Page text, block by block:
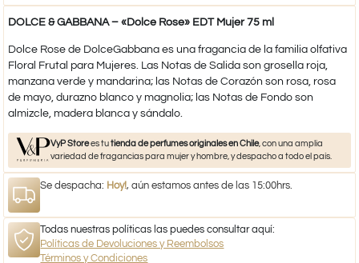
DOLCE & GABBANA – «Dolce Rose» EDT Mujer 75 ml
Dolce Rose de DolceGabbana es una fragancia de la familia olfativa
Floral Frutal para Mujeres. Las Notas de Salida son grosella roja,
manzana verde y mandarina; las Notas de Corazón son rosa, rosa
de mayo, durazno blanco y magnolia; las Notas de Fondo son
almizcle, madera blanca y sándalo.
VyP Storees tutienda de perfumes originales en Chile, con una amplia
variedad de fragancias para mujer y hombre, y despacho a todo el país.
Se despacha: Hoy!, aún estamos antes de las 15:00hrs.
Todas nuestras políticas las puedes consultar aquí:
Políticas de Devoluciones y Reembolsos
Términos y Condiciones